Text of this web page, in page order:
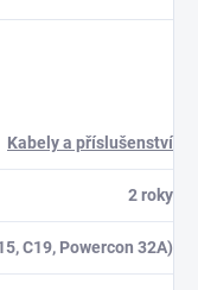
Kabely a příslušenství
2 roky
C19, Powercon 32A)